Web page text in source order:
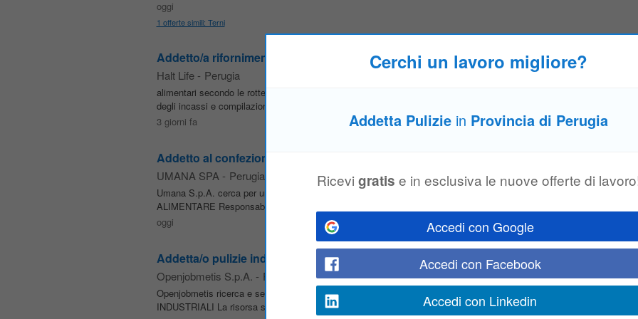
oggi
1 offerte simili: Terni
Addetto/a rifornimento e manutenzione distributori automatici
Halt Life - Perugia
alimentari secondo le rotte assegnate • Controllo del funzionamento delle macchine,
e manutenzione
degli incassi e compilazione della reportistica giornaliera tramite tablet • Segnalazione tempestiva di guasti o
3 giorni fa
Addetto al confezionamento alimentare
UMANA SPA - Perugia
Umana S.p.A. cerca per un'importante azienda alimentare nella zona di Assisi (PG): N: 10
ALIMENTARE Responsabilità: • Preparazione e confezionamento dei prodotti secondo le specifiche aziendali; •
oggi
Addetta/o pulizie industriali
Openjobmetis S.p.A. - Passignano sul Trasimeno
Openjobmetis ricerca e seleziona per azienda cliente del settore alimentare in zona Passignano (PG) un/una
INDUSTRIALI La risorsa sarà inserita all'interno dello stabilimento produttivo e si occuperà delle attività di
Cerchi un lavoro migliore?
Addetta Pulizie in Provincia di Perugia
Ricevi gratis e in esclusiva le nuove offerte di
Accedi con Google
Accedi con Facebook
Accedi con Linkedin